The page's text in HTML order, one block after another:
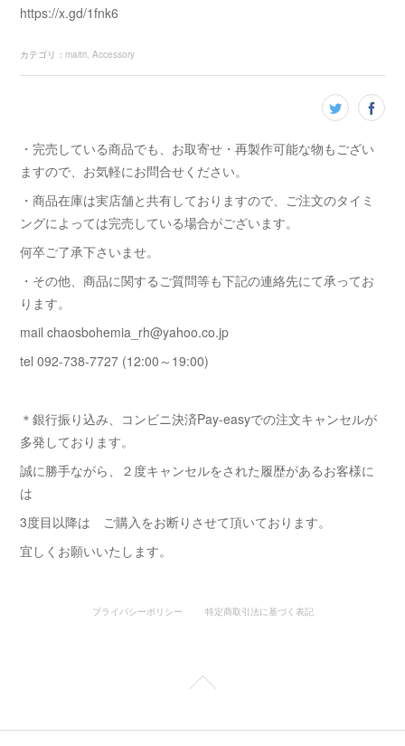
https://x.gd/1fnk6
カテゴリ ： maitri Accessory
・完売している商品でも、お取寄せ・再製作可能な物もござい
ますので、お気軽にお問合せください。
・商品在庫は実店舗と共有しておりますので、ご注文のタイミ
ングによっては完売している場合がございます。
何卒ご了承下さいませ。
・その他、商品に関するご質問等も下記の連絡先にて承ってお
ります。
mail chaosbohemia_rh@yahoo.co.jp
tel 092-738-7727 (12:00～19:00)
＊銀行振り込み、コンビニ決済Pay-easyでの注文キャンセルが
多発しております。
誠に勝手ながら、２度キャンセルをされた履歴があるお客様に
は
3度目以降は ご購入をお断りさせて頂いております。
宜しくお願いいたします。
プライバシーポリシー 特定商取引法に基づく表記